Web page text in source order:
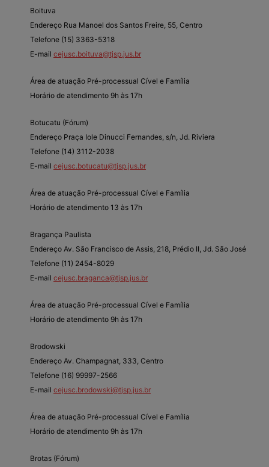
Boituva
Endereço Rua Manoel dos Santos Freire, 55, Centro
Telefone (15) 3363-5318
E-mail cejusc.boituva@tjsp.jus.br
Área de atuação Pré-processual Cível e Família
Horário de atendimento 9h às 17h
Botucatu (Fórum)
Endereço Praça Iole Dinucci Fernandes, s/n, Jd. Riviera
Telefone (14) 3112-2038
E-mail cejusc.botucatu@tjsp.jus.br
Área de atuação Pré-processual Cível e Família
Horário de atendimento 13 às 17h
Bragança Paulista
Endereço Av. São Francisco de Assis, 218, Prédio II, Jd. São José
Telefone (11) 2454-8029
E-mail cejusc.braganca@tjsp.jus.br
Área de atuação Pré-processual Cível e Família
Horário de atendimento 9h às 17h
Brodowski
Endereço Av. Champagnat, 333, Centro
Telefone (16) 99997-2566
E-mail cejusc.brodowski@tjsp.jus.br
Área de atuação Pré-processual Cível e Família
Horário de atendimento 9h às 17h
Brotas (Fórum)